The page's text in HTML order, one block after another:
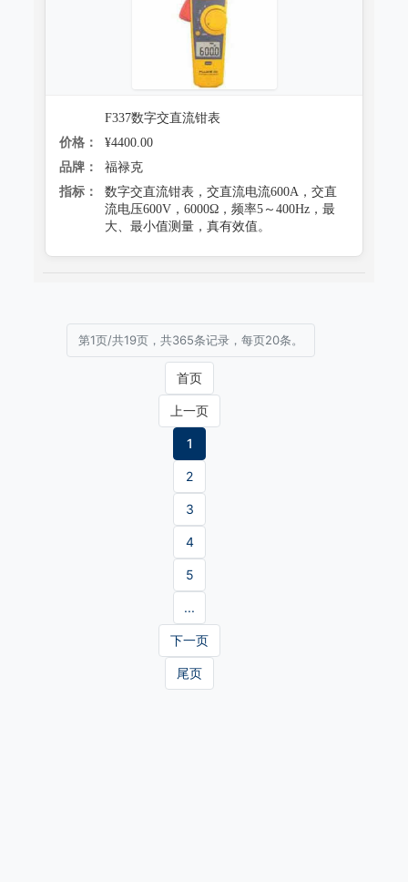
F337数字交直流钳表
价格：
¥4400.00
品牌：
福禄克
指标：
数字交直流钳表，交直流电流600A，交直
流电压600V，6000Ω，频率5～400Hz，最
大、最小值测量，真有效值。
第1页/共19页，共365条记录，每页20条。
首页
上一页
1
2
3
4
5
...
下一页
尾页